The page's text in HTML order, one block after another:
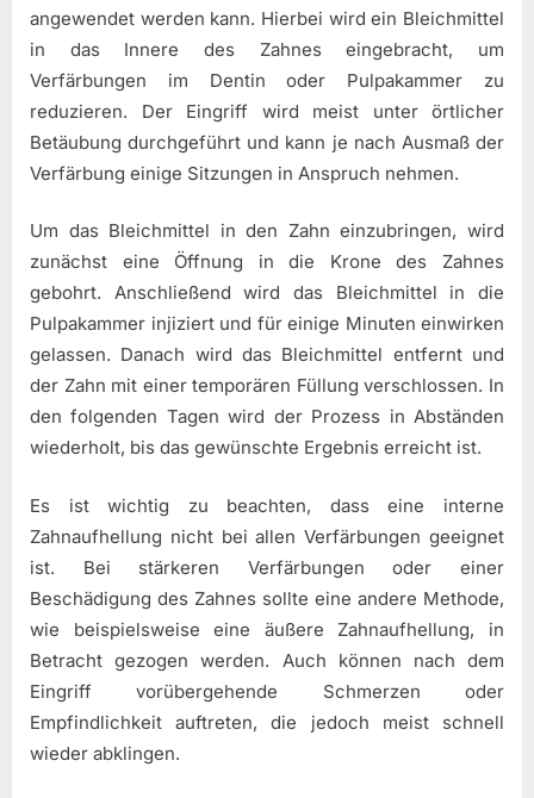
angewendet werden kann. Hierbei wird ein Bleichmittel
in das Innere des Zahnes eingebracht, um
Verfärbungen im Dentin oder Pulpakammer zu
reduzieren. Der Eingriff wird meist unter örtlicher
Betäubung durchgeführt und kann je nach Ausmaß der
Verfärbung einige Sitzungen in Anspruch nehmen.
Um das Bleichmittel in den Zahn einzubringen, wird
zunächst eine Öffnung in die Krone des Zahnes
gebohrt. Anschließend wird das Bleichmittel in die
Pulpakammer injiziert und für einige Minuten einwirken
gelassen. Danach wird das Bleichmittel entfernt und
der Zahn mit einer temporären Füllung verschlossen. In
den folgenden Tagen wird der Prozess in Abständen
wiederholt, bis das gewünschte Ergebnis erreicht ist.
Es ist wichtig zu beachten, dass eine interne
Zahnaufhellung nicht bei allen Verfärbungen geeignet
ist. Bei stärkeren Verfärbungen oder einer
Beschädigung des Zahnes sollte eine andere Methode,
wie beispielsweise eine äußere Zahnaufhellung, in
Betracht gezogen werden. Auch können nach dem
Eingriff vorübergehende Schmerzen oder
Empfindlichkeit auftreten, die jedoch meist schnell
wieder abklingen.